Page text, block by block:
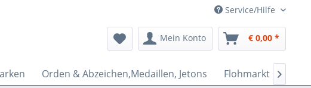
Service/Hilfe
Mein Konto € 0,00 *
Orden & Abzeichen,Medaillen, Jetons Flohmarkt Bazar
